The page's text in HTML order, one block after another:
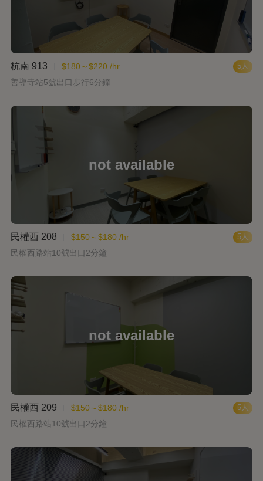
5人
杭南 913
$180～$220 /hr
善導寺站5號出口步行6分鐘
5人
民權西 208
$150～$180 /hr
民權西路站10號出口2分鐘
5人
民權西 209
$150～$180 /hr
民權西路站10號出口2分鐘